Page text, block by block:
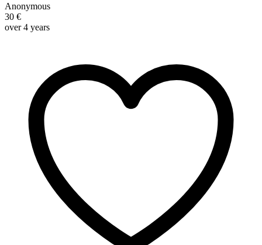
Anonymous
30 €
over 4 years